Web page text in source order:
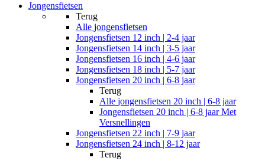
Jongensfietsen
Terug
Alle jongensfietsen
Jongensfietsen 12 inch | 2-4 jaar
Jongensfietsen 14 inch | 3-5 jaar
Jongensfietsen 16 inch | 4-6 jaar
Jongensfietsen 18 inch | 5-7 jaar
Jongensfietsen 20 inch | 6-8 jaar
Terug
Alle jongensfietsen 20 inch | 6-8 jaar
Jongensfietsen 20 inch | 6-8 jaar Met
Versnellingen
Jongensfietsen 22 inch | 7-9 jaar
Jongensfietsen 24 inch | 8-12 jaar
Terug